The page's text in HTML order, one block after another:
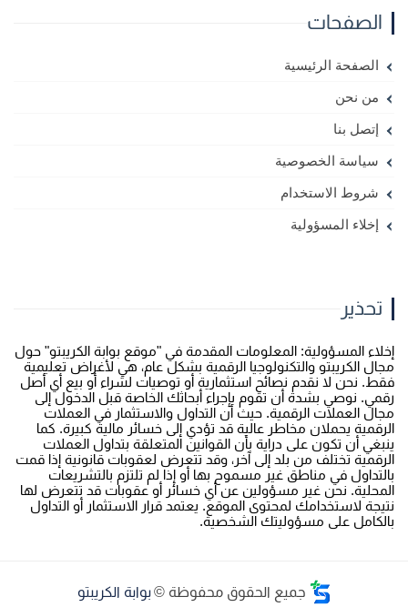
الصفحات
الصفحة الرئيسية
من نحن
إتصل بنا
سياسة الخصوصية
شروط الاستخدام
إخلاء المسؤولية
تحذير
المسؤولية: المعلومات المقدمة في "موقع بوابة الكريبتو" حول
الكريبتو والتكنولوجيا الرقمية بشكل عام، هي لأغراض تعليمية
نحن لا نقدم نصائح استثمارية أو توصيات لشراء أو بيع أي أصل
نوصي بشدة أن تقوم بإجراء أبحاثك الخاصة قبل الدخول إلى
العملات الرقمية. حيث أن التداول والاستثمار في العملات
يحملان مخاطر عالية قد تؤدي إلى خسائر مالية كبيرة. كما
أن تكون على دراية بأن القوانين المتعلقة بتداول العملات
تختلف من بلد إلى آخر، وقد تتعرض لعقوبات قانونية إذا قمت
في مناطق غير مسموح بها أو إذا لم تلتزم بالتشريعات
نحن غير مسؤولين عن أي خسائر أو عقوبات قد تتعرض لها
لاستخدامك لمحتوى الموقع. يعتمد قرار الاستثمار أو التداول
على مسؤوليتك الشخصية.
جميع الحقوق محفوظة © بوابة الكريبتو